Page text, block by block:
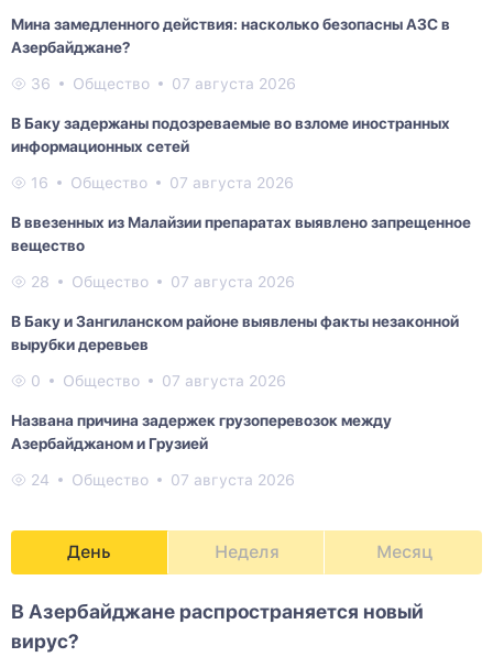
Мина замедленного действия: насколько безопасны АЗС в
Азербайджане?
36 Общество 07 августа 2026
В Баку задержаны подозреваемые во взломе иностранных
информационных сетей
16 Общество 07 августа 2026
В ввезенных из Малайзии препаратах выявлено запрещенное
вещество
28 Общество 07 августа 2026
В Баку и Зангиланском районе выявлены факты незаконной
вырубки деревьев
0 Общество 07 августа 2026
Названа причина задержек грузоперевозок между
Азербайджаном и Грузией
24 Общество 07 августа 2026
День Неделя Месяц
В Азербайджане распространяется новый
вирус?